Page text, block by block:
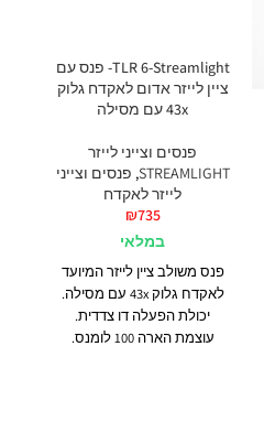
TLR 6-Streamlight- פנס עם
ציין לייזר אדום לאקדח גלוק
43x עם מסילה
פנסים וצייני לייזר
STREAMLIGHT
, פנסים וצייני
לייזר לאקדח
₪735
במלאי
פנס משולב ציין לייזר המיועד
לאקדח גלוק 43x עם מסילה.
יכולת הפעלה דו צדדית.
עוצמת הארה 100 לומנס.